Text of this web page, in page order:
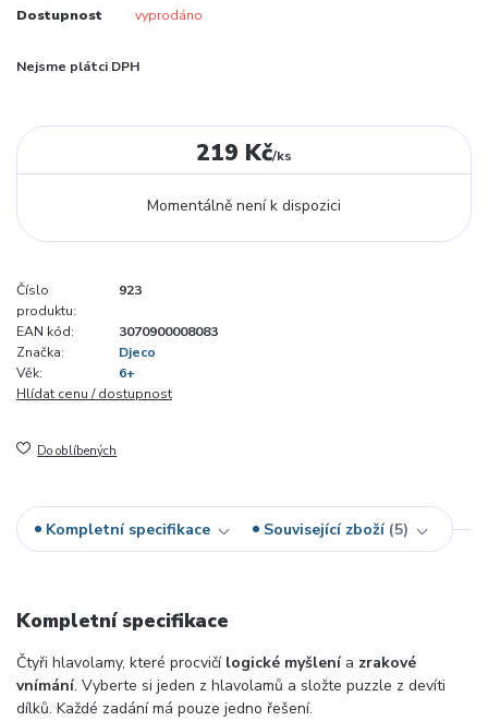
Dostupnost vyprodáno
Nejsme plátci DPH
219 Kč/ks
Momentálně není k dispozici
Číslo
produktu:
923
EAN kód:
3070900008083
Značka:
Djeco
Věk:
6+
Hlídat cenu / dostupnost
Do oblíbených
Kompletní specifikace Související zboží 5
Kompletní specifikace
Čtyři hlavolamy, které procvičí logické myšlení a zrakové
vnímání. Vyberte si jeden z hlavolamů a složte puzzle z devíti
dílků. Každé zadání má pouze jedno řešení.